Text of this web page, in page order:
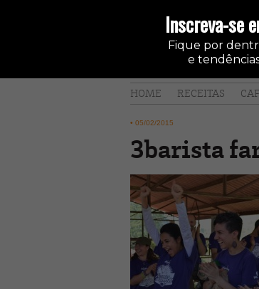
Inscreva-se
Fique por
e
HOME RECEITAS
• 05/02/2015
3barista